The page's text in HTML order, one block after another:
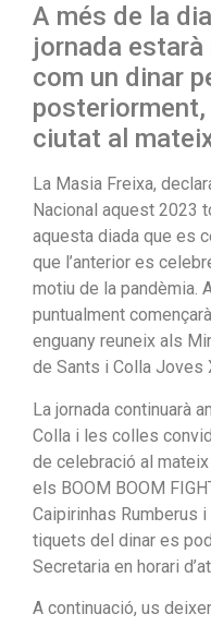
A més de la
jornada
com un dinar
ciutat al
La Masia Freixa,
Nacional aquest 2023
aquesta diada que es
que l’anterior es
motiu de la pandèmia.
puntualment
enguany reuneix als
de Sants i Colla Joves
La jornada continuarà
Colla i les colles
de celebració al
els BOOM BOOM
Caipirinhas Rumberus
tiquets del dinar es
Secretaria en horari
A continuació, us